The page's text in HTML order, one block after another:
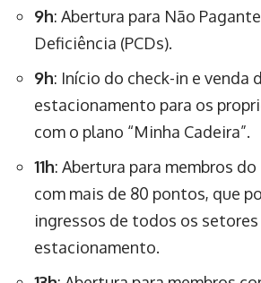
9h: Abertura para Não
Deficiência (PCDs).
9h: Início do check-in e venda
estacionamento para os
com o plano “Minha Cadeira”.
11h: Abertura para membros
com mais de 80 pontos, que
ingressos de todos os
estacionamento.